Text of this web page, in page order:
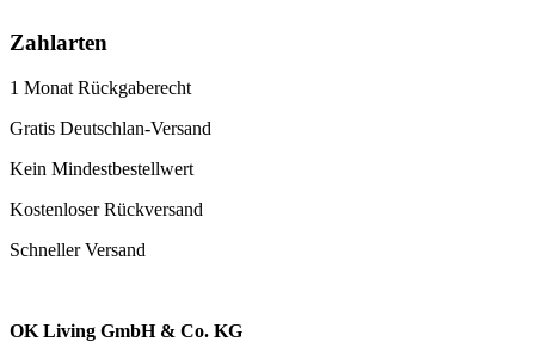
Zahlarten
1 Monat Rückgaberecht
Gratis Deutschlan-Versand
Kein Mindestbestellwert
Kostenloser Rückversand
Schneller Versand
OK Living GmbH & Co. KG